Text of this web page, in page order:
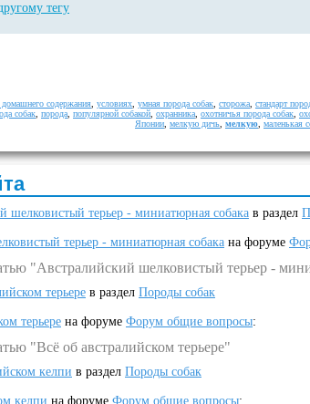
тегу
домашнего содержания условиях умная порода собак сторожа стандарт
собак порода популярной собакой охранника охотничья порода собак
Японии мелкую дичь мелкую маленькая
шелковистый терьер - миниатюрная собака в раздел
терьер - миниатюрная собака на форуме
"Австралийский шелковистый терьер -
терьере в раздел Породы собак
терьере на форуме Форум общие вопросы:
"Всё об австралийском терьере"
келпи в раздел Породы собак
келпи на форуме Форум общие вопросы: